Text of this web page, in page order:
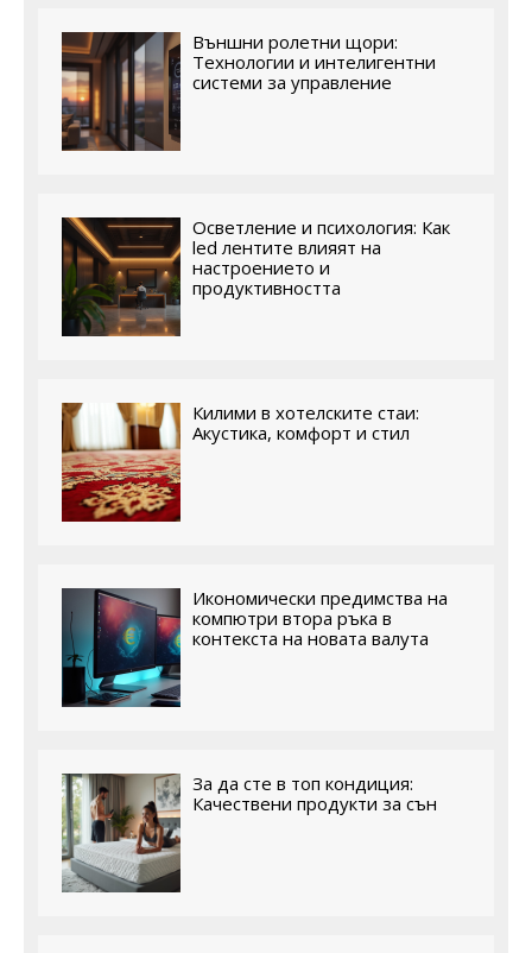
Външни ролетни щори:
Технологии и интелигентни
системи за управление
Осветление и психология: Как
led лентите влияят на
настроението и
продуктивността
Килими в хотелските стаи:
Акустика, комфорт и стил
Икономически предимства на
компютри втора ръка в
контекста на новата валута
За да сте в топ кондиция:
Качествени продукти за сън